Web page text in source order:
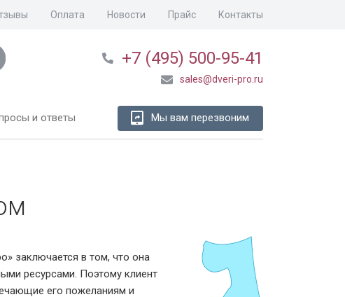
Оплата Новости Прайс Контакты
+7 (495) 500-95-41
sales@dveri-pro.ru
и ответы Мы вам перезвоним
заключается в том, что она
ресурсами. Поэтому клиент
его пожеланиям и